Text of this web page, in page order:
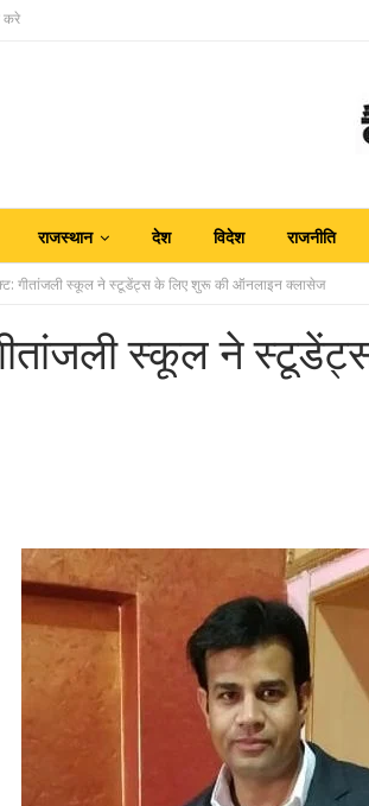
करे
राजस्थान देश विदेश राजनीति
गीतांजली स्कूल ने स्टूडेंट्स के लिए शुरू की ऑनलाइन क्लासेज
स्कूल ने